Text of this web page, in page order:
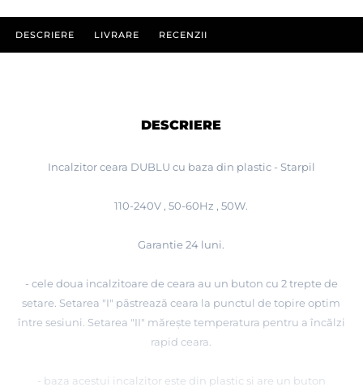
DESCRIERE LIVRARE RECENZII
DESCRIERE
Incalzitor ceara DUBLU cu baza din plastic - Starpil
110-240V , 50-60Hz , 50W.
Garantie 24 luni.
- cele doua incalzitoare de ceara au un buton cu 2 trepte de
setare. Setarea "I" păstrează ceara la punctul de topire optim
între sesiuni. Setarea "II" mărește temperatura pentru a încălzi
rapid ceara.
- baza acestui incalzitor este din plastic si are un buton